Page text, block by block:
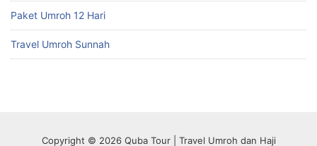
Paket Umroh 12 Hari
Travel Umroh Sunnah
Copyright © 2026 Quba Tour | Travel Umroh dan Haji